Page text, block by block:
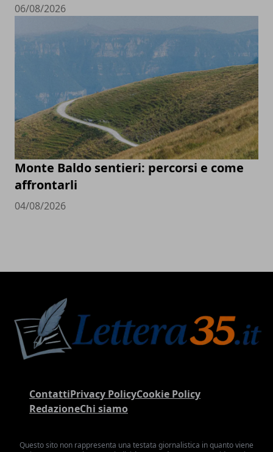
06/08/2026
Monte Baldo sentieri: percorsi e come
affrontarli
04/08/2026
ContattiPrivacy PolicyCookie Policy
RedazioneChi siamo
Questo sito non rappresenta una testata giornalistica in quanto viene